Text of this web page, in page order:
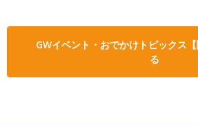
GWイベント・おでかけトピックス
る